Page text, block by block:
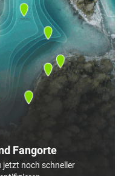
Fangorte
jetzt noch schneller